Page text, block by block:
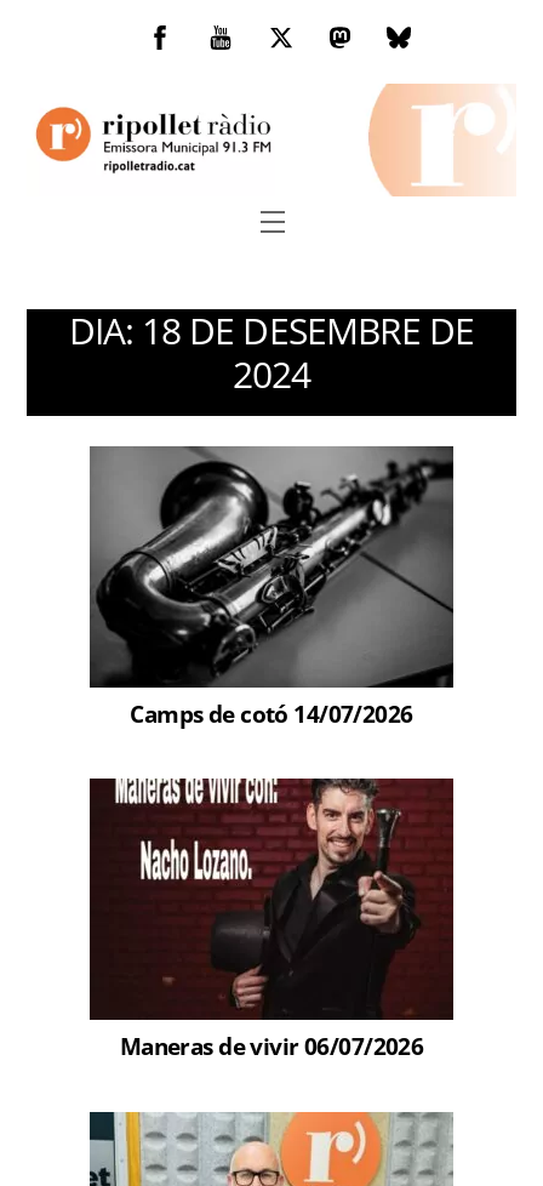
Facebook
You
TwitterMastodonBluesky
Menu
DIA: 18 DE DESEMBRE DE
2024
Camps de cotó 14/07/2026
Maneras de vivir 06/07/2026